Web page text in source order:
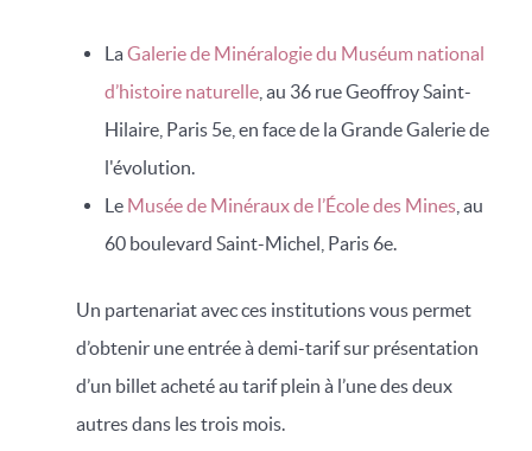
LaGalerie de Minéralogie du Muséum national
d’histoire naturelle , au 36 rue Geoffroy Saint-
Hilaire, Paris 5e, en face de la Grande Galerie de
l'évolution.
Le Musée de Minéraux de l’École des Mines , au
60 boulevard Saint-Michel, Paris 6e.
Un partenariat avec ces institutions vous permet
d’obtenir une entrée à demi-tarif sur présentation
d’un billet acheté au tarif plein à l’une des deux
autres dans les trois mois.